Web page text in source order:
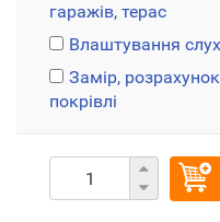
гаражів, терас
Влаштування
Замір,
покрівлі